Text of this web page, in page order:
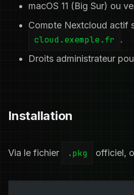
macOS 11 (Big Sur) ou
Compte Nextcloud actif
cloud.exemple.fr
.
Droits administrateur
Installation
Via le fichier .pkg officiel,